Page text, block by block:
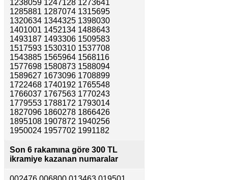
1238059 1247128 1273641
1285881 1287074 1315695
1320634 1344325 1398030
1401001 1452134 1488643
1493187 1493306 1509583
1517593 1530310 1537708
1543885 1565964 1568116
1577698 1580873 1588094
1589627 1673096 1708899
1722468 1740192 1765548
1766037 1767563 1770243
1779553 1788172 1793014
1827096 1860278 1866426
1895108 1907872 1940256
1950024 1957702 1991182
Son 6 rakamına göre 300 TL
ikramiye kazanan numaralar